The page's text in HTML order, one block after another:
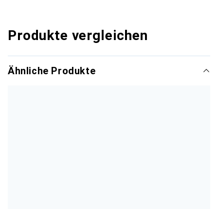
Produkte vergleichen
Ähnliche Produkte